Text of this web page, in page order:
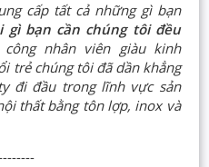
cấp tất cả những gì bạn
gì bạn cần chúng tôi đều
nhân viên giàu kinh
trẻ chúng tôi đã dần khẳng
đi đầu trong lĩnh vực sản
thất bằng tôn lợp, inox và